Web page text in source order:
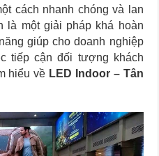
cách nhanh chóng và lan
là một giải pháp khá hoàn
giúp cho doanh nghiệp
tiếp cận đối tượng khách
hiểu về LED Indoor – Tân